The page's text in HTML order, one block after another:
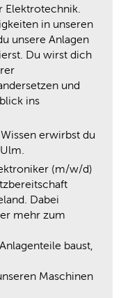
Elektrotechnik.
in unseren
unsere Anlagen
Du wirst dich
und
ins
erwirbst du
(m/w/d)
Dabei
mehr zum
baust,
Maschinen